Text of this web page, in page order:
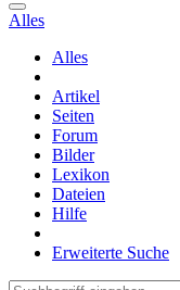
Alles
Alles
Artikel
Seiten
Forum
Bilder
Lexikon
Dateien
Hilfe
Erweiterte Suche